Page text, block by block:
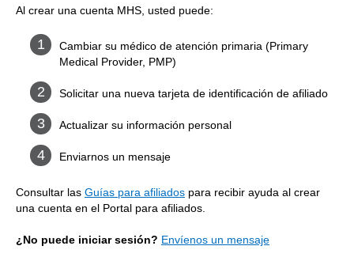
Al crear una cuenta MHS, usted puede:
Cambiar su médico de atención primaria (Primary
Medical Provider, PMP)
Solicitar una nueva tarjeta de identificación de afiliado
Actualizar su información personal
Enviarnos un mensaje
Consultar las Guías para afiliados para recibir ayuda al crear
una cuenta en el Portal para afiliados.
¿No puede iniciar sesión? Envíenos un mensaje